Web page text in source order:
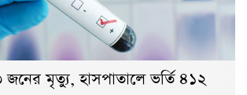
মৃত্যু, হাসপাতালে ভর্তি ৪১২